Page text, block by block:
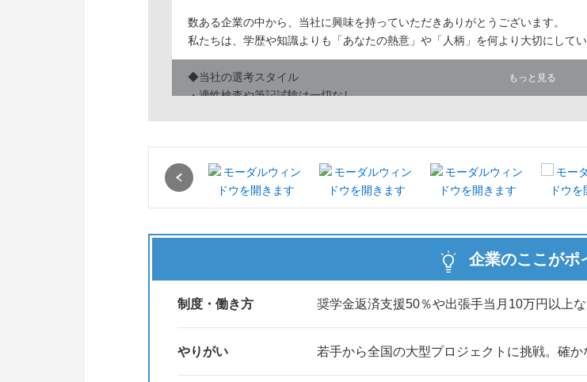
数ある企業の中から、当社に興味を持っていただきありがとうございます。
私たちは、学歴や知識よりも「あなたの熱意」や「人柄」を何より大切にしてい
◆当社の選考スタイル
・適性検査や筆記試験は一切なし。
◆求める人物像
・文理不問／全学部・全学科歓迎！
「まずは話を聞いてみたい」というカジュアルな面談も随時受け付けています。
日程は決まり次第、更新していきます。皆様とお会いできるのを楽しみにして
もっと見る
企業のここがポ
制度・働き方 奨学金返済支援50％や出張手当月10万円以上
やりがい 若手から全国の大型プロジェクトに挑戦。確か